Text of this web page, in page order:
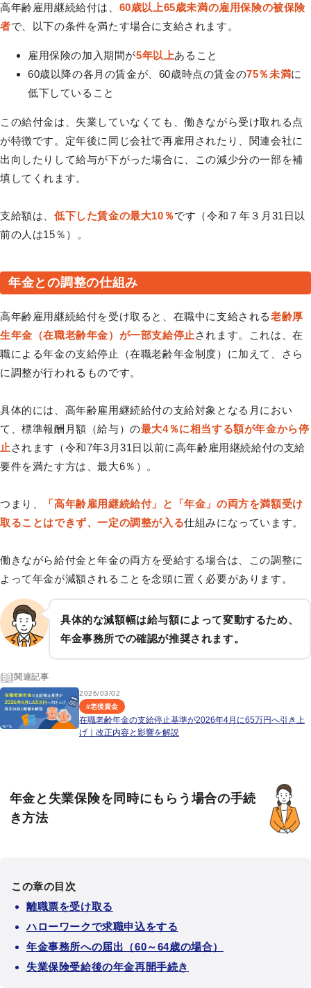
高年齢雇用継続給付は、 60歳以上65歳未満の雇用保険の被保険
者で、以下の条件を満たす場合に支給されます。
雇用保険の加入期間が5年以上あること
60歳以降の各月の賃金が、60歳時点の賃金の75％未満に
低下していること
この給付金は、失業していなくても、働きながら受け取れる点
が特徴です。定年後に同じ会社で再雇用されたり、関連会社に
出向したりして給与が下がった場合に、この減少分の一部を補
填してくれます。
支給額は、 低下した賃金の最大10％です（令和７年３月31日以
前の人は15％）。
年金との調整の仕組み
高年齢雇用継続給付を受け取ると、在職中に支給される老齢厚
生年金（在職老齢年金）が一部支給停止 されます。これは、在
職による年金の支給停止（在職老齢年金制度）に加えて、さら
に調整が行われるものです。
具体的には、高年齢雇用継続給付の支給対象となる月におい
て、標準報酬月額（給与）の最大4％に相当する額が年金から停
止 されます（令和7年3月31日以前に高年齢雇用継続給付の支給
要件を満たす方は、最大6％）。
つまり、
「高年齢雇用継続給付」と「年金」の両方を満額受け
取ることはできず、一定の調整が入る仕組みになっています。
働きながら給付金と年金の両方を受給する場合は、この調整に
よって年金が減額されることを念頭に置く必要があります。
具体的な減額幅は給与額によって変動するため、
年金事務所での確認が推奨されます。
関連記事
2026/03/02
#老後資金
在職老齢年金の支給停止基準が2026年4月に65万円へ引き上
げ｜改正内容と影響を解説
年金と失業保険を同時にもらう場合の手続
き方法
この章の目次
離職票を受け取る
ハローワークで求職申込をする
年金事務所への届出（60～64歳の場合）
失業保険受給後の年金再開手続き